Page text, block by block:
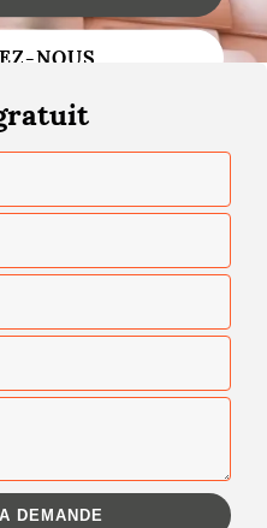
de toiture
toiture
NOUS